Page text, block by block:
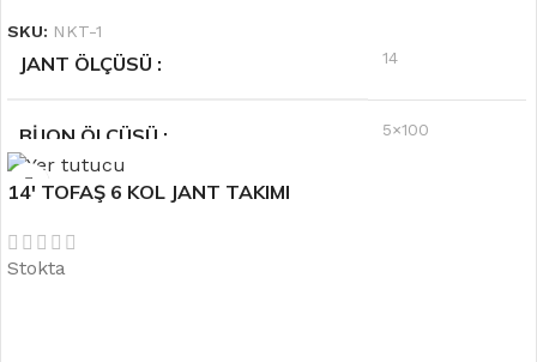
SKU: NKT-1
JANT ÖLÇÜSÜ 14
BIJON ÖLÇÜSÜ 5×100
RENK
OFSET
14′ TOFAŞ 6 KOL JANT TAKIMI
Stokta